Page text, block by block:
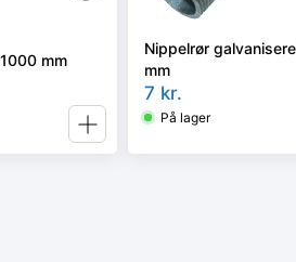
mm
Nippelrør
mm
7 kr.
På lager